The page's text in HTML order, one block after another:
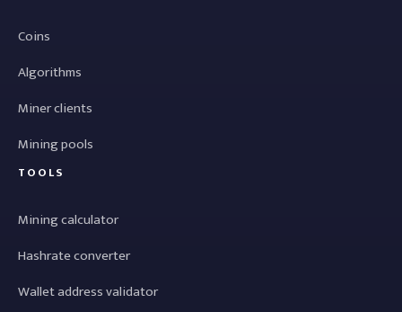
Coins
Algorithms
Miner clients
Mining pools
TOOLS
Mining calculator
Hashrate converter
Wallet address validator